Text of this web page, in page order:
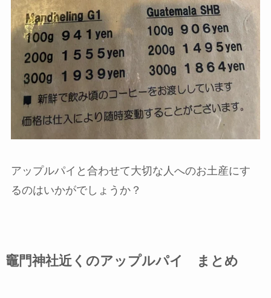
アップルパイと合わせて大切な人へのお土産にす
るのはいかがでしょうか？
竈門神社近くのアップルパイ まとめ